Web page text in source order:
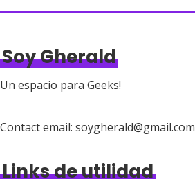
Soy Gherald
Un espacio para Geeks!
Contact email: soygherald@gmail.com
Links de utilidad